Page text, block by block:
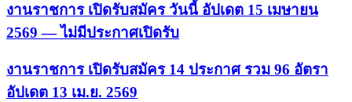
งานราชการ เปิดรับสมัคร วันนี้ อัปเดต 15 เมษายน
2569 — ไม่มีประกาศเปิดรับ
งานราชการ เปิดรับสมัคร 14 ประกาศ รวม 96 อัตรา
อัปเดต 13 เม.ย. 2569